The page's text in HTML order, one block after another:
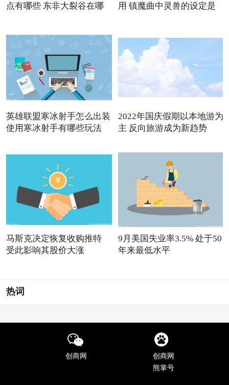
点有哪些 东非大裂谷在哪
用 镇魔曲中灵兽的设定是
英雄联盟寒冰射手怎么出装
使用寒冰射手有哪些玩法
2022年国庆假期以本地游为
主 反向旅游成为新趋势
马斯克决定恢复收购推特
受此影响其股价大涨
9月美国失业率3.5% 处于50
年来最低水平
热词
创商网
创商网
熊掌号